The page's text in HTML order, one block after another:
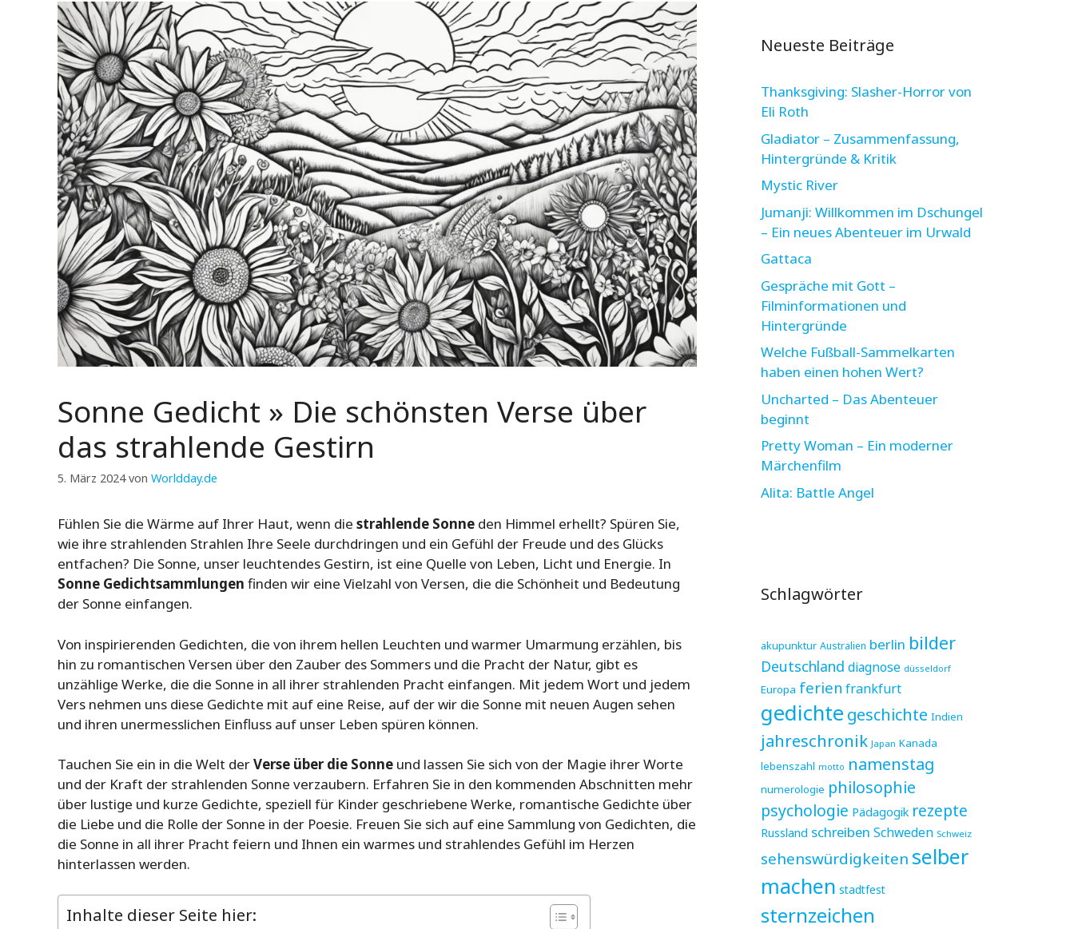
Sonne Gedicht » Die schönsten Verse über
das strahlende Gestirn
5. März 2024 von Worldday.de
Fühlen Sie die Wärme auf Ihrer Haut, wenn die strahlende Sonne den Himmel erhellt? Spüren Sie,
wie ihre strahlenden Strahlen Ihre Seele durchdringen und ein Gefühl der Freude und des Glücks
entfachen? Die Sonne, unser leuchtendes Gestirn, ist eine Quelle von Leben, Licht und Energie. In
Sonne Gedichtsammlungen finden wir eine Vielzahl von Versen, die die Schönheit und Bedeutung
der Sonne einfangen.
Von inspirierenden Gedichten, die von ihrem hellen Leuchten und warmer Umarmung erzählen, bis
hin zu romantischen Versen über den Zauber des Sommers und die Pracht der Natur, gibt es
unzählige Werke, die die Sonne in all ihrer strahlenden Pracht einfangen. Mit jedem Wort und jedem
Vers nehmen uns diese Gedichte mit auf eine Reise, auf der wir die Sonne mit neuen Augen sehen
und ihren unermesslichen Einfluss auf unser Leben spüren können.
Tauchen Sie ein in die Welt derVerse über die Sonne und lassen Sie sich von der Magie ihrer Worte
und der Kraft der strahlenden Sonne verzaubern. Erfahren Sie in den kommenden Abschnitten mehr
über lustige und kurze Gedichte, speziell für Kinder geschriebene Werke, romantische Gedichte über
die Liebe und die Rolle der Sonne in der Poesie. Freuen Sie sich auf eine Sammlung von Gedichten, die
die Sonne in all ihrer Pracht feiern und Ihnen ein warmes und strahlendes Gefühl im Herzen
hinterlassen werden.
Inhalte dieser Seite hier:
Neueste Beiträge
Thanksgiving: Slasher-Horror von
Eli Roth
Gladiator – Zusammenfassung,
Hintergründe & Kritik
Mystic River
Jumanji: Willkommen im Dschungel
– Ein neues Abenteuer im Urwald
Gattaca
Gespräche mit Gott –
Filminformationen und
Hintergründe
Welche Fußball-Sammelkarten
haben einen hohen Wert?
Uncharted – Das Abenteuer
beginnt
Pretty Woman – Ein moderner
Märchenfilm
Alita: Battle Angel
Schlagwörter
akupunktur Australien berlin bilder
Deutschland diagnose düsseldorf
Europa ferien frankfurt
gedichte geschichte Indien
jahreschronik Japan Kanada
lebenszahl motto namenstag
numerologie philosophie
psychologie Pädagogik rezepte
Russland schreiben Schweden Schweiz
sehenswürdigkeiten selber
machen stadtfest
sternzeichen